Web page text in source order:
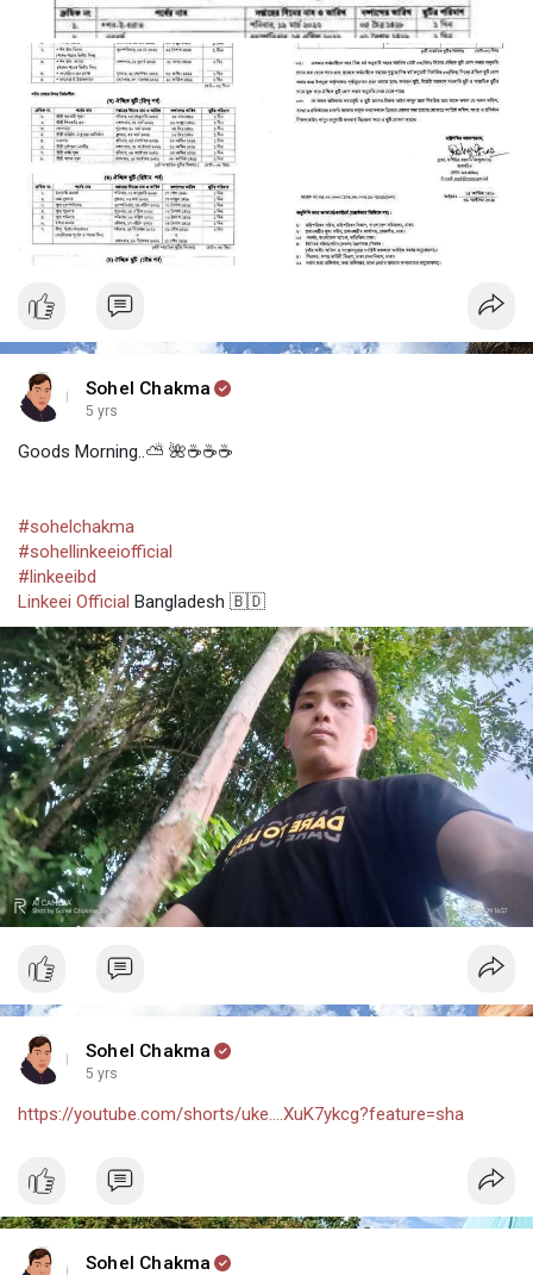
Pic #collected
Sohel Chakma
5 yrs
Goods Morning..⛅ 🌺☕☕☕
#sohelchakma
#sohellinkeeiofficial
#linkeeibd
Linkeei Official Bangladesh 🇧🇩
Sohel Chakma
5 yrs
https://youtube.com/shorts/uke....XuK7ykcg?feature=sha
Sohel Chakma